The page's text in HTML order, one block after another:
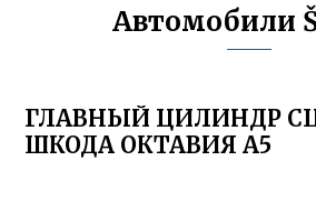
Автомобили
ГЛАВНЫЙ ЦИЛИНДР
ШКОДА ОКТАВИЯ А5